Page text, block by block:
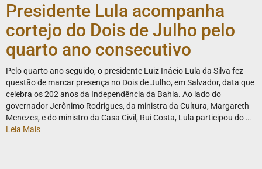
Presidente Lula acompanha
cortejo do Dois de Julho pelo
quarto ano consecutivo
Pelo quarto ano seguido, o presidente Luiz Inácio Lula da Silva fez
questão de marcar presença no Dois de Julho, em Salvador, data que
celebra os 202 anos da Independência da Bahia. Ao lado do
governador Jerônimo Rodrigues, da ministra da Cultura, Margareth
Menezes, e do ministro da Casa Civil, Rui Costa, Lula participou do …
Leia Mais